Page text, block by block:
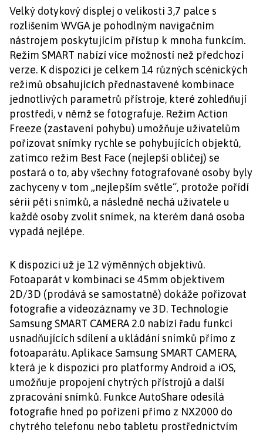
Velký dotykový displej o velikosti 3,7 palce s
rozlišením WVGA je pohodlným navigačním
nástrojem poskytujícím přístup k mnoha funkcím.
Režim SMART nabízí více možností než předchozí
verze. K dispozici je celkem 14 různých scénických
režimů obsahujících přednastavené kombinace
jednotlivých parametrů přístroje, které zohledňují
prostředí, v němž se fotografuje. Režim Action
Freeze (zastavení pohybu) umožňuje uživatelům
pořizovat snímky rychle se pohybujících objektů,
zatímco režim Best Face (nejlepší obličej) se
postará o to, aby všechny fotografované osoby byly
zachyceny v tom „nejlepším světle“, protože pořídí
sérii pěti snímků, a následně nechá uživatele u
každé osoby zvolit snímek, na kterém daná osoba
vypadá nejlépe.
K dispozici už je 12 výměnných objektivů.
Fotoaparát v kombinaci se 45mm objektivem
2D/3D (prodává se samostatně) dokáže pořizovat
fotografie a videozáznamy ve 3D. Technologie
Samsung SMART CAMERA 2.0 nabízí řadu funkcí
usnadňujících sdílení a ukládání snímků přímo z
fotoaparátu. Aplikace Samsung SMART CAMERA,
která je k dispozici pro platformy Android a iOS,
umožňuje propojení chytrých přístrojů a další
zpracování snímků. Funkce AutoShare odesílá
fotografie hned po pořízení přímo z NX2000 do
chytrého telefonu nebo tabletu prostřednictvím